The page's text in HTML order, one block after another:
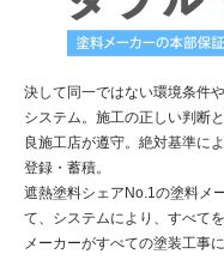
決して同一ではない環境条件
システム。施工の正しい判断
良施工店が遵守。絶対基準に
登録・蓄積。
遮熱塗料シェアNo.1の塗料メ
て、システムにより、すべて
メーカーがすべての塗装工事